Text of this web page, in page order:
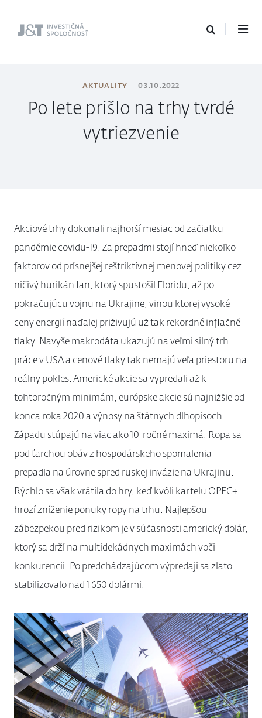
J&T Investičná
AKTUALITY 03.10.2022
Po lete prišlo na trhy tvrdé
vytriezvenie
Akciové trhy dokonali najhorší mesiac od začiatku
pandémie covidu-19. Za prepadmi stojí hneď niekoľko
faktorov od prísnejšej reštriktívnej menovej politiky cez
ničivý hurikán Ian, ktorý spustošil Floridu, až po
pokračujúcu vojnu na Ukrajine, vinou ktorej vysoké
ceny energií naďalej priživujú už tak rekordné inflačné
tlaky. Navyše makrodáta ukazujú na veľmi silný trh
práce v USA a cenové tlaky tak nemajú veľa priestoru na
reálny pokles. Americké akcie sa vypredali až k
tohtoročným minimám, európske akcie sú najnižšie od
konca roka 2020 a výnosy na štátnych dlhopisoch
Západu stúpajú na viac ako 10-ročné maximá. Ropa sa
pod ťarchou obáv z hospodárskeho spomalenia
prepadla na úrovne spred ruskej invázie na Ukrajinu.
Rýchlo sa však vrátila do hry, keď kvôli kartelu OPEC+
hrozí zníženie ponuky ropy na trhu. Najlepšou
zábezpekou pred rizikom je v súčasnosti americký dolár,
ktorý sa drží na multidekádnych maximách voči
konkurencii. Po predchádzajúcom výpredaji sa zlato
stabilizovalo nad 1 650 dolármi.